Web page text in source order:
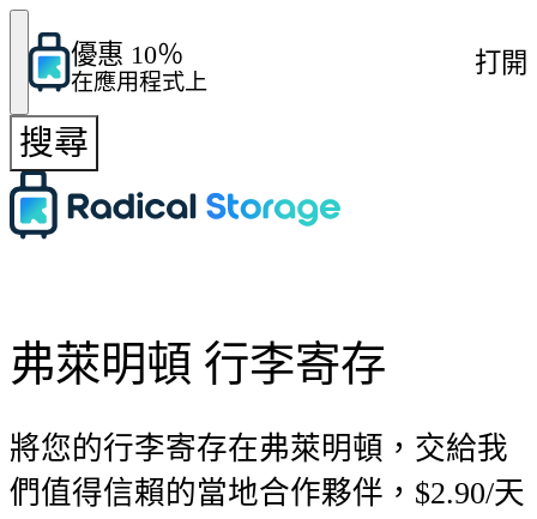
優惠 10％
在應用程式上
打開
搜尋
弗萊明頓 行李寄存
將您的行李寄存在弗萊明頓，交給我
們值得信賴的當地合作夥伴，$2.90/天